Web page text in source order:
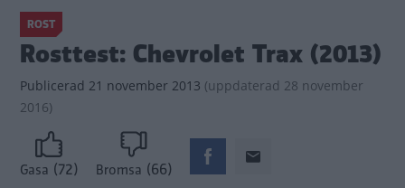
ROST
Rosttest: Chevrolet Trax (2013)
Publicerad 21 november 2013 (uppdaterad 28 november
2016)
Gasa (72) Bromsa (66)